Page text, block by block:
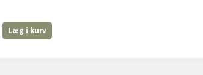
Læg i kurv